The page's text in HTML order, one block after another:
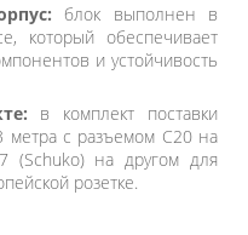
блок выполнен в
который обеспечивает
и устойчивость
в комплект поставки
метра с разъемом C20 на
(Schuko) на другом для
розетке.